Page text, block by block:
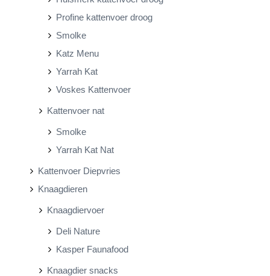
Profine kattenvoer droog
Smolke
Katz Menu
Yarrah Kat
Voskes Kattenvoer
Kattenvoer nat
Smolke
Yarrah Kat Nat
Kattenvoer Diepvries
Knaagdieren
Knaagdiervoer
Deli Nature
Kasper Faunafood
Knaagdier snacks